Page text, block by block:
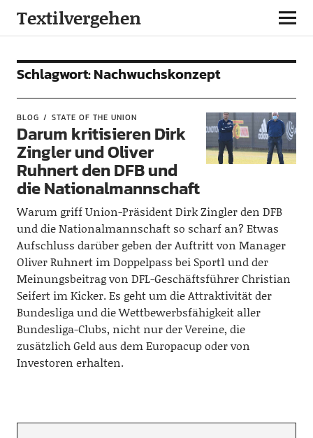
Textilvergehen
Schlagwort:Nachwuchskonzept
BLOG STATE OF THE UNION
Darum kritisieren Dirk
Zingler und Oliver
Ruhnert den DFB und
die Nationalmannschaft
Warum griff Union-Präsident Dirk Zingler den DFB
und die Nationalmannschaft so scharf an? Etwas
Aufschluss darüber geben der Auftritt von Manager
Oliver Ruhnert im Doppelpass bei Sport1 und der
Meinungsbeitrag von DFL-Geschäftsführer Christian
Seifert im Kicker. Es geht um die Attraktivität der
Bundesliga und die Wettbewerbsfähigkeit aller
Bundesliga-Clubs, nicht nur der Vereine, die
zusätzlich Geld aus dem Europacup oder von
Investoren erhalten.